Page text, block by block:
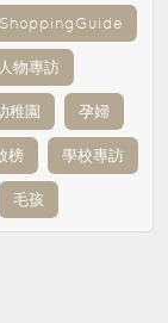
ShoppingGuide
人物專訪
稚園 孕婦
榜 學校專訪
毛孩